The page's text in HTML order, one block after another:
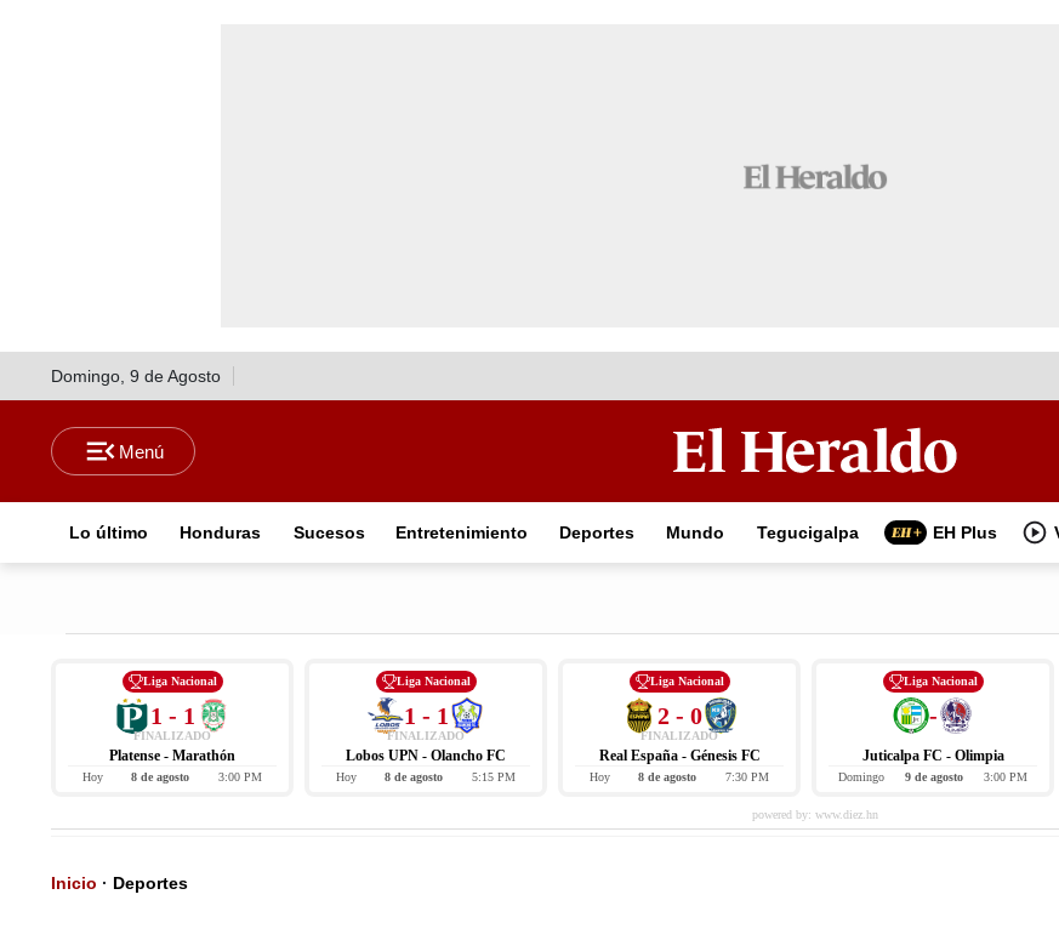
Domingo, 9 de Agosto
Lo último Honduras Sucesos Entretenimiento Deportes Mundo Tegucigalpa EH Plus
Liga Nacional
1 - 1
FINALIZADO
Platense - Marathón
Hoy 8 de agosto 3:00 PM
Liga Nacional
1 - 1
FINALIZADO
Lobos UPN - Olancho FC
Hoy 8 de agosto 5:15 PM
Liga Nacional
2 - 0
FINALIZADO
Real España - Génesis FC
Hoy 8 de agosto 7:30 PM
Liga Nacional
-
Juticalpa FC - Olimpia
Domingo 9 de agosto 3:00 PM
Inicio · Deportes